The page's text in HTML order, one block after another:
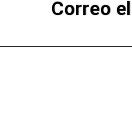
Correo